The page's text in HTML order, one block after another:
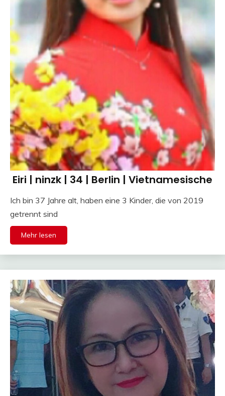
Eiri | ninzk | 34 | Berlin | Vietnamesische
Ich bin 37 Jahre alt, haben eine 3 Kinder, die von 2019
getrennt sind
Mehr lesen